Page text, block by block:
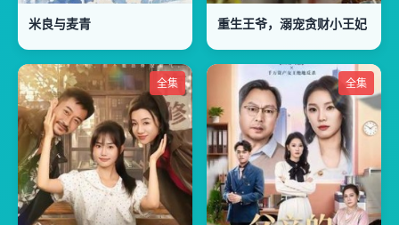
米良与麦青 重生王爷，溺宠贪财小王妃
全集 全集